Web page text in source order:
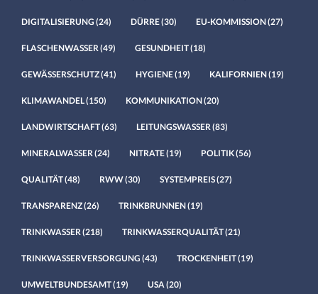
DIGITALISIERUNG (24) DÜRRE(30) EU-KOMMISSION(27)
FLASCHENWASSER(49) GESUNDHEIT(18)
GEWÄSSERSCHUTZ(41) HYGIENE(19) KALIFORNIEN(19)
KLIMAWANDEL(150) KOMMUNIKATION(20)
LANDWIRTSCHAFT(63) LEITUNGSWASSER(83)
MINERALWASSER(24) NITRATE(19) POLITIK(56)
QUALITÄT(48) RWW(30) SYSTEMPREIS(27)
TRANSPARENZ(26) TRINKBRUNNEN(19)
TRINKWASSER(218) TRINKWASSERQUALITÄT(21)
TRINKWASSERVERSORGUNG (43) TROCKENHEIT(19)
UMWELTBUNDESAMT(19) USA(20)